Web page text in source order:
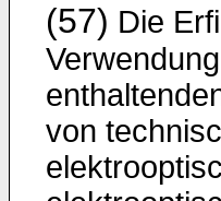
(57) Die
von